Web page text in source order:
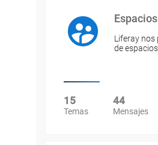
Liferay
de
15
Temas
44
Mensajes